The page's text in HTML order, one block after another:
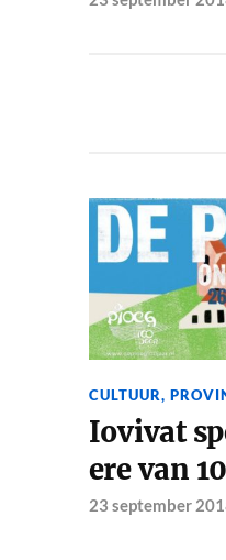
CULTUUR,
Iovivat
ere van
23 september